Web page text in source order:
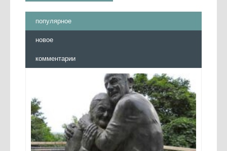
популярное
новое
комментарии